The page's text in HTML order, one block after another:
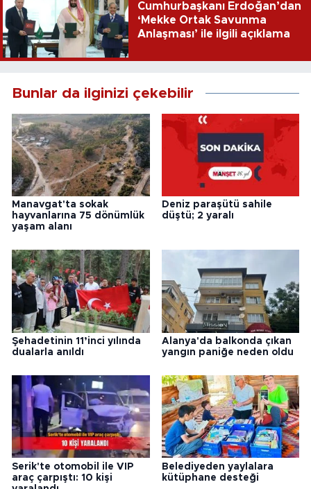
Cumhurbaşkanı Erdoğan’dan
‘Mekke Ortak Savunma
Anlaşması’ ile ilgili açıklama
Bunlar da ilginizi çekebilir
Manavgat'ta sokak
hayvanlarına 75 dönümlük
yaşam alanı
Deniz paraşütü sahile
düştü; 2 yaralı
Şehadetinin 11’inci yılında
dualarla anıldı
Alanya'da balkonda çıkan
yangın paniğe neden oldu
Serik'te otomobil ile VIP
araç çarpıştı: 10 kişi
Belediyeden yaylalara
kütüphane desteği